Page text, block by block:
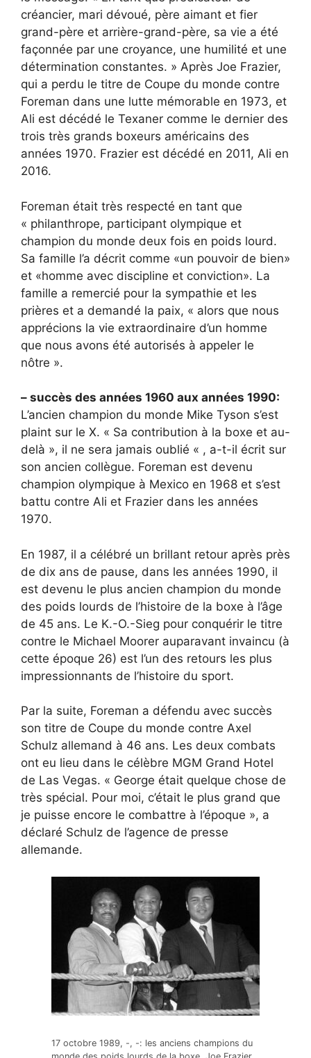
créancier, mari dévoué, père aimant et fier
grand-père et arrière-grand-père, sa vie a été
façonnée par une croyance, une humilité et une
détermination constantes. » Après Joe Frazier,
qui a perdu le titre de Coupe du monde contre
Foreman dans une lutte mémorable en 1973, et
Ali est décédé le Texaner comme le dernier des
trois très grands boxeurs américains des
années 1970. Frazier est décédé en 2011, Ali en
2016.
Foreman était très respecté en tant que
« philanthrope, participant olympique et
champion du monde deux fois en poids lourd.
Sa famille l’a décrit comme «un pouvoir de bien»
et «homme avec discipline et conviction». La
famille a remercié pour la sympathie et les
prières et a demandé la paix, « alors que nous
apprécions la vie extraordinaire d’un homme
que nous avons été autorisés à appeler le
nôtre ».
– succès des années 1960 aux années 1990:
L’ancien champion du monde Mike Tyson s’est
plaint sur le X. « Sa contribution à la boxe et au-
delà », il ne sera jamais oublié « , a-t-il écrit sur
son ancien collègue. Foreman est devenu
champion olympique à Mexico en 1968 et s’est
battu contre Ali et Frazier dans les années
1970.
En 1987, il a célébré un brillant retour après près
de dix ans de pause, dans les années 1990, il
est devenu le plus ancien champion du monde
des poids lourds de l’histoire de la boxe à l’âge
de 45 ans. Le K.-O.-Sieg pour conquérir le titre
contre le Michael Moorer auparavant invaincu (à
cette époque 26) est l’un des retours les plus
impressionnants de l’histoire du sport.
Par la suite, Foreman a défendu avec succès
son titre de Coupe du monde contre Axel
Schulz allemand à 46 ans. Les deux combats
ont eu lieu dans le célèbre MGM Grand Hotel
de Las Vegas. « George était quelque chose de
très spécial. Pour moi, c’était le plus grand que
je puisse encore le combattre à l’époque », a
déclaré Schulz de l’agence de presse
allemande.
17 octobre 1989, -, -: les anciens champions du